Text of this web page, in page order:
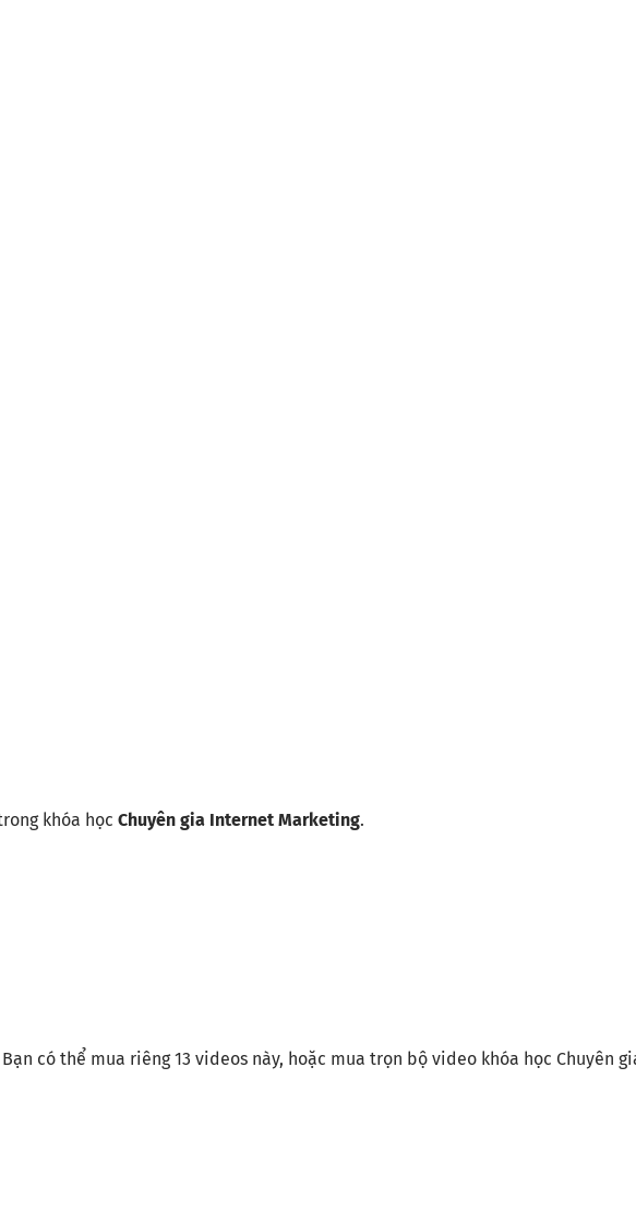
khóa học Chuyên gia Internet Marketing.
Bạn có thể mua riêng 13 videos này, hoặc mua trọn bộ video khóa học Chuyên